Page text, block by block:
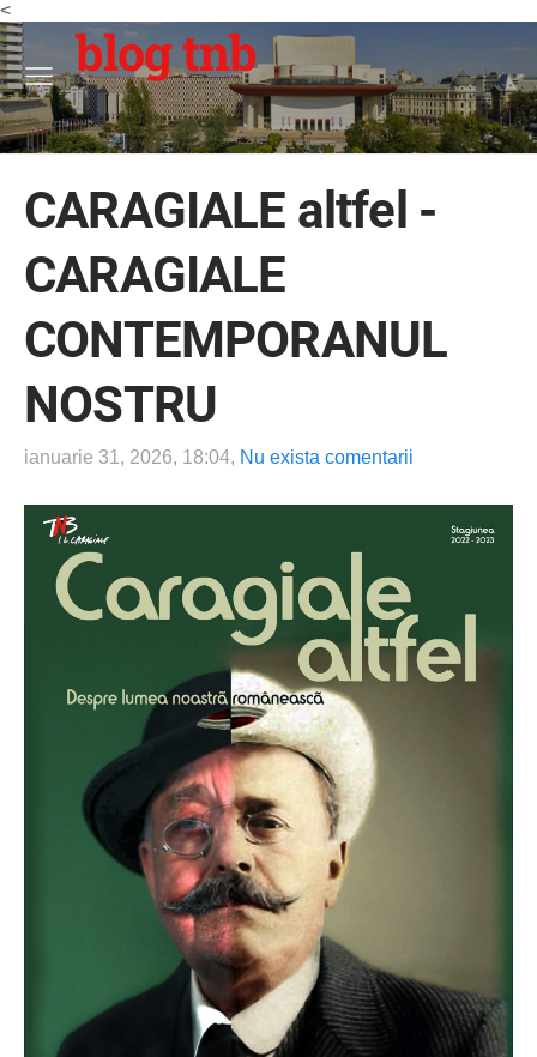
<
blog tnb
CARAGIALE altfel -
CARAGIALE
CONTEMPORANUL
NOSTRU
ianuarie 31, 2026, 18:04, Nu exista comentarii